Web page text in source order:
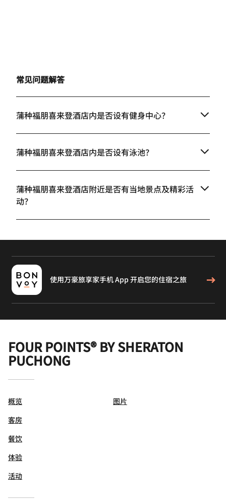
常见问题解答
蒲种福朋喜来登酒店内是否设有健身中心？
蒲种福朋喜来登酒店内是否设有泳池？
蒲种福朋喜来登酒店附近是否有当地景点及精彩活
动？
使用万豪旅享家手机 App 开启您的住宿之旅
FOUR POINTS® BY SHERATON
PUCHONG
概览
客房
餐饮
体验
活动
图片